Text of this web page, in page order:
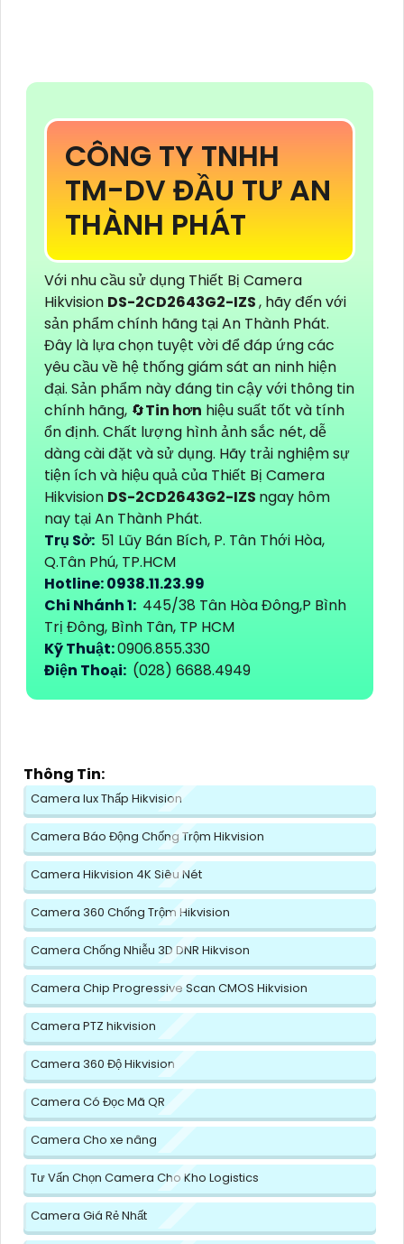
CÔNG TY TNHH
TM-DV ĐẦU TƯ AN
THÀNH PHÁT
Với nhu cầu sử dụng Thiết Bị Camera
Hikvision DS-2CD2643G2-IZS, hãy đến với
sản phẩm chính hãng tại An Thành Phát.
Đây là lựa chọn tuyệt vời để đáp ứng các
yêu cầu về hệ thống giám sát an ninh hiện
đại. Sản phẩm này đáng tin cậy với thông tin
chính hãng, 🔄Tin hơn hiệu suất tốt và tính
ổn định. Chất lượng hình ảnh sắc nét, dễ
dàng cài đặt và sử dụng. Hãy trải nghiệm sự
tiện ích và hiệu quả của Thiết Bị Camera
Hikvision DS-2CD2643G2-IZS ngay hôm
nay tại An Thành Phát.
Trụ Sở: 51 Lũy Bán Bích, P. Tân Thới Hòa,
Q.Tân Phú, TP.HCM
Hotline: 0938.11.23.99
Chi Nhánh 1: 445/38 Tân Hòa Đông,P Bình
Trị Đông, Bình Tân, TP HCM
Kỹ Thuật:0906.855.330
Điện Thoại: (028) 6688.4949
Thông Tin:
Camera lux Thấp Hikvision
Camera Báo Động Chống Trộm Hikvision
Camera Hikvision 4K Siêu Nét
Camera 360 Chống Trộm Hikvision
Camera Chống Nhiễu 3D DNR Hikvison
Camera Chip Progressive Scan CMOS Hikvision
Camera PTZ hikvision
Camera 360 Độ Hikvision
Camera Có Đọc Mã QR
Camera Cho xe nâng
Tư Vấn Chọn Camera Cho Kho Logistics
Camera Giá Rẻ Nhất